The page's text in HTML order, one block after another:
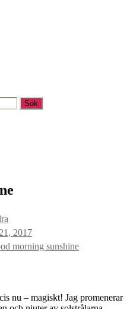
2017
morning sunshine
nu – magiskt! Jag promenerar